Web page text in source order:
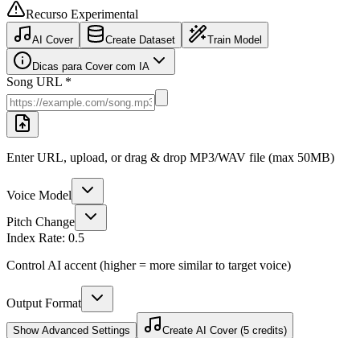
Recurso Experimental
AI Cover Create Dataset Train Model
Dicas para Cover com IA
Song URL *
Enter URL, upload, or drag & drop MP3/WAV file (max 50MB)
Voice Model
Pitch Change
Index Rate: 0.5
Control AI accent (higher = more similar to target voice)
Output Format
ShowAdvanced Settings Create AI Cover (5 credits)